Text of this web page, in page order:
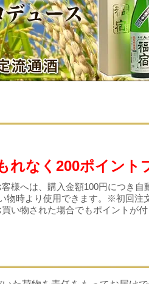
れなく200ポイント
様へは、購入金額100円につき自
物時より使用できます。※初回注
い物された場合でもポイントが付